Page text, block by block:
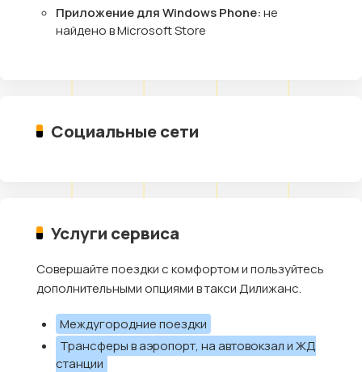
Приложение для Windows Phone:не
найдено в Microsoft Store
Социальные сети
Услуги сервиса
Совершайте поездки с комфортом и пользуйтесь
дополнительными опциями в такси Дилижанс.
Междугородние поездки
Трансферы в аэропорт, на автовокзал и ЖД
станции